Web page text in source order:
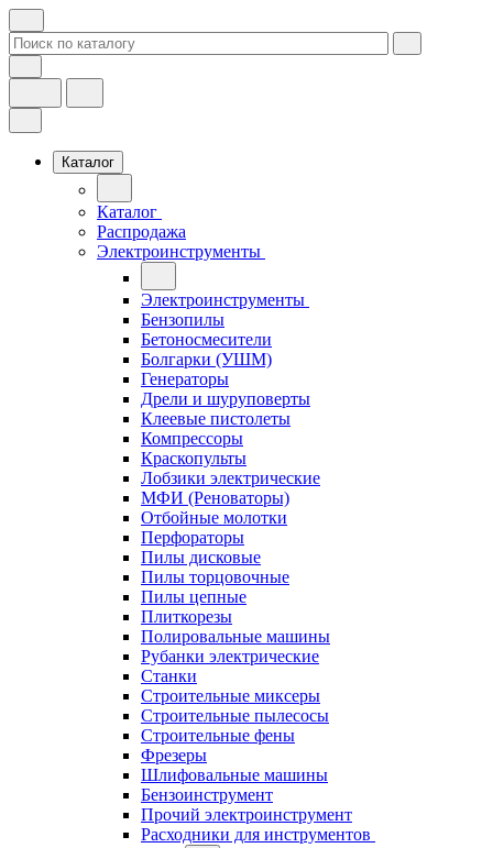
Каталог
Каталог
Распродажа
Электроинструменты
Электроинструменты
Бензопилы
Бетоносмесители
Болгарки (УШМ)
Генераторы
Дрели и шуруповерты
Клеевые пистолеты
Компрессоры
Краскопульты
Лобзики электрические
МФИ (Реноваторы)
Отбойные молотки
Перфораторы
Пилы дисковые
Пилы торцовочные
Пилы цепные
Плиткорезы
Полировальные машины
Рубанки электрические
Станки
Строительные миксеры
Строительные пылесосы
Строительные фены
Фрезеры
Шлифовальные машины
Бензоинструмент
Прочий электроинструмент
Расходники для инструментов